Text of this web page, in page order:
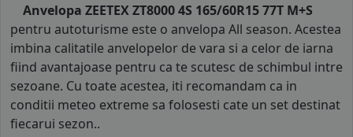
Anvelopa ZEETEX ZT8000 4S 165/60R15 77T M+S
pentru autoturisme este o anvelopa All season. Acestea
imbina calitatile anvelopelor de vara si a celor de iarna
fiind avantajoase pentru ca te scutesc de schimbul intre
sezoane. Cu toate acestea, iti recomandam ca in
conditii meteo extreme sa folosesti cate un set destinat
fiecarui sezon..